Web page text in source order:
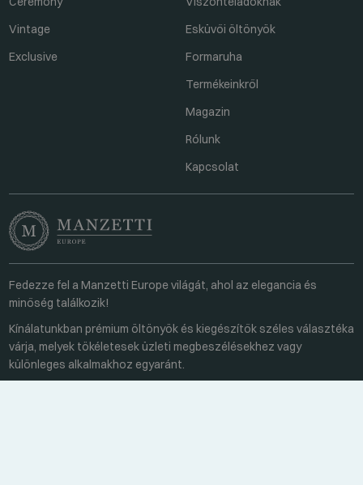
Vintage
Exclusive
Esküvői öltönyök
Formaruha
Termékeinkről
Magazin
Rólunk
Kapcsolat
Fedezze fel a Manzetti Europe világát, ahol az elegancia és
minőség találkozik!
Kínálatunkban prémium öltönyök és kiegészítők széles választéka
várja, melyek tökéletesek üzleti megbeszélésekhez vagy
különleges alkalmakhoz egyaránt.